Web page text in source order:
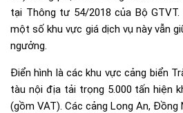
tại Thông tư 54/2018 của Bộ
một số khu vực giá dịch vụ này vẫn
ngưởng.
Điển hình là các khu vực cảng biển
tàu nội địa tải trọng 5.000 tấn hiện
(gồm VAT). Các cảng Long An, Đồng